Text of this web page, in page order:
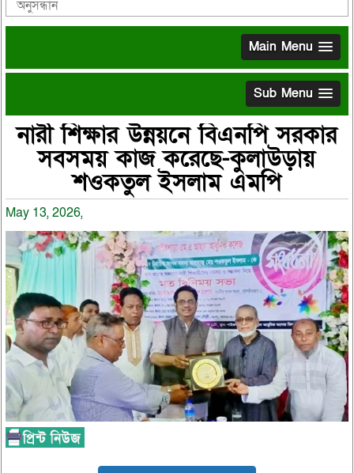
Main Menu
Sub Menu
নারী শিক্ষার উন্নয়নে বিএনপি সরকার
সবসময় কাজ করেছে-কুলাউড়ায়
শওকতুল ইসলাম এমপি
May 13, 2026,